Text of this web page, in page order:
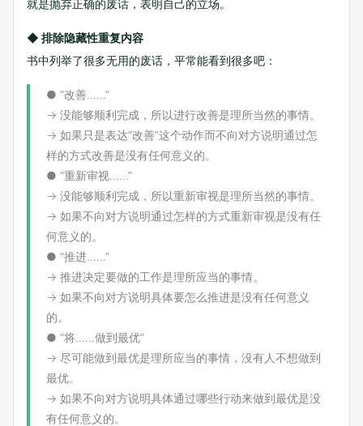
就是抛弃正确的废话，表明自己的立场。
◆ 排除隐藏性重复内容
书中列举了很多无用的废话，平常能看到很多吧：
● “改善……”
→ 没能够顺利完成，所以进行改善是理所当然的事情。
→ 如果只是表达“改善”这个动作而不向对方说明通过怎
样的方式改善是没有任何意义的。
● “重新审视……”
→ 没能够顺利完成，所以重新审视是理所当然的事情。
→ 如果不向对方说明通过怎样的方式重新审视是没有任
何意义的。
● “推进……”
→ 推进决定要做的工作是理所应当的事情。
→ 如果不向对方说明具体要怎么推进是没有任何意义
的。
● “将……做到最优”
→ 尽可能做到最优是理所应当的事情，没有人不想做到
最优。
→ 如果不向对方说明具体通过哪些行动来做到最优是没
有任何意义的。